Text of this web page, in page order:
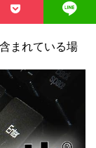
まれている場